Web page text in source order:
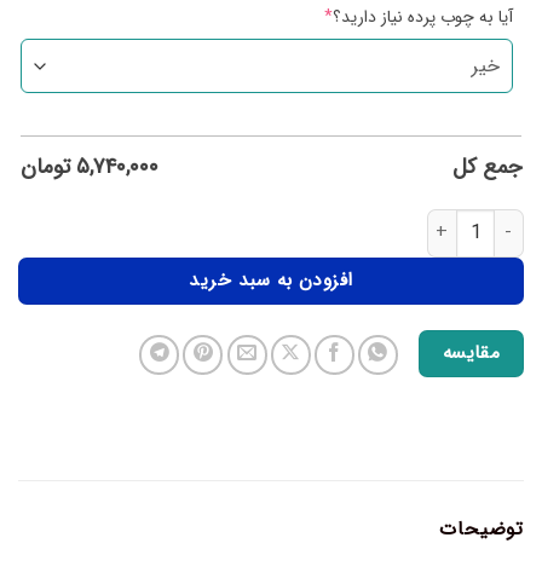
آیا به چوب پرده نیاز دارید؟*
جمع کل ۵,۷۴۰,۰۰۰ تومان
افزودن به سبد خرید
مقایسه
توضیحات